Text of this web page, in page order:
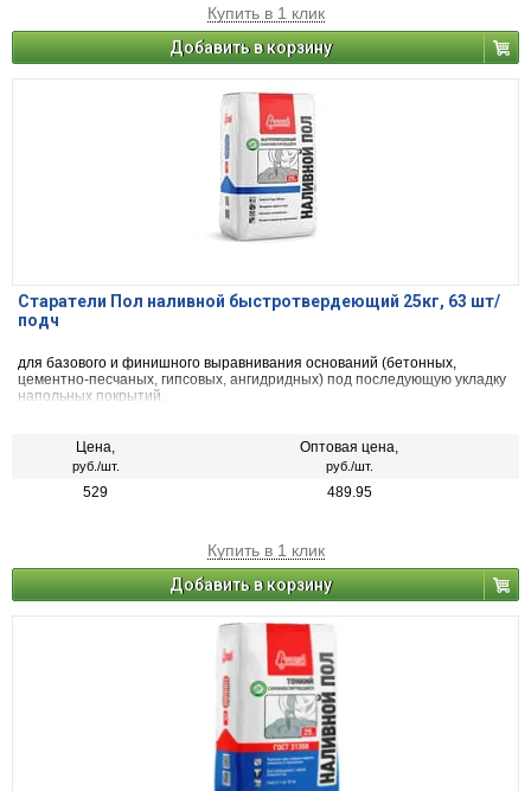
Купить в 1 клик
Добавить в корзину
Старатели Пол наливной быстротвердеющий 25кг, 63 шт/
подч
для базового и финишного выравнивания оснований (бетонных,
цементно-песчаных, гипсовых, ангидридных) под последующую укладку
напольных покрытий.
Цена,
руб./шт.
Оптовая цена,
руб./шт.
529 489.95
Купить в 1 клик
Добавить в корзину